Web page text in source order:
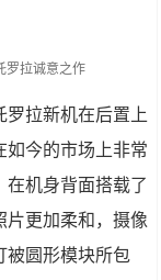
罗拉新机在后置上
如今的市场上非常
在机身背面搭载了
片更加柔和，摄像
被圆形模块所包